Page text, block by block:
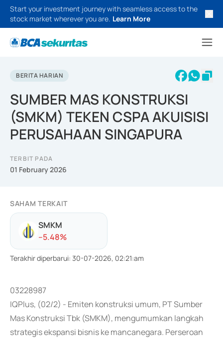
Start your investment journey with seamless access to the
stock market wherever you are. Learn More
BERITA HARIAN
SUMBER MAS KONSTRUKSI
(SMKM) TEKEN CSPA AKUISISI
PERUSAHAAN SINGAPURA
TERBIT PADA
01 February 2026
SAHAM TERKAIT
SMKM
--5.48%
Terakhir diperbarui: 30-07-2026, 02:21:am
03228987
IQPlus, (02/2) - Emiten konstruksi umum, PT Sumber
Mas Konstruksi Tbk (SMKM), mengumumkan langkah
strategis ekspansi bisnis ke mancanegara. Perseroan